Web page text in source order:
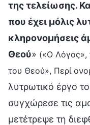
της τελείωσης.
που έχει μόλις
κληρονομήσεις
Θεού» («Ο Λόγος»,
του Θεού», Περί
λυτρωτικό έργο
συγχώρεσε τις
μετέτρεψε τη